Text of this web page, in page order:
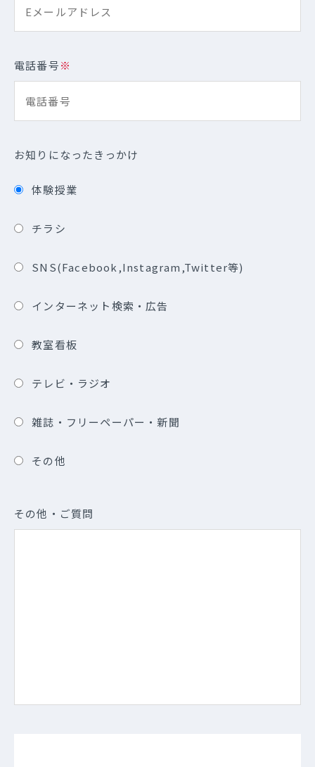
電話番号※
お知りになったきっかけ
体験授業
チラシ
SNS(Facebook,Instagram,Twitter等)
インターネット検索・広告
教室看板
テレビ・ラジオ
雑誌・フリーペーパー・新聞
その他
その他・ご質問